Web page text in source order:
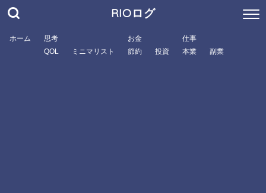
RIOログ
ホーム
思考
QOL
ミニマリスト
お金
節約
投資
仕事
本業
副業